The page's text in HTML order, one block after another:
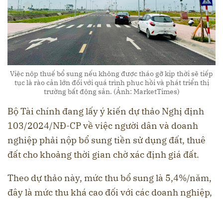
Việc nộp thuế bổ sung nếu không được tháo gỡ kịp thời sẽ tiếp
tục là rào cản lớn đối với quá trình phục hồi và phát triển thị
trường bất động sản. (Ảnh: MarketTimes)
Bộ Tài chính đang lấy ý kiến dự thảo Nghị định
103/2024/NĐ-CP về việc người dân và doanh
nghiệp phải nộp bổ sung tiền sử dụng đất, thuê
đất cho khoảng thời gian chờ xác định giá đất.
Theo dự thảo này, mức thu bổ sung là 5,4%/năm,
đây là mức thu khá cao đối với các doanh nghiệp,